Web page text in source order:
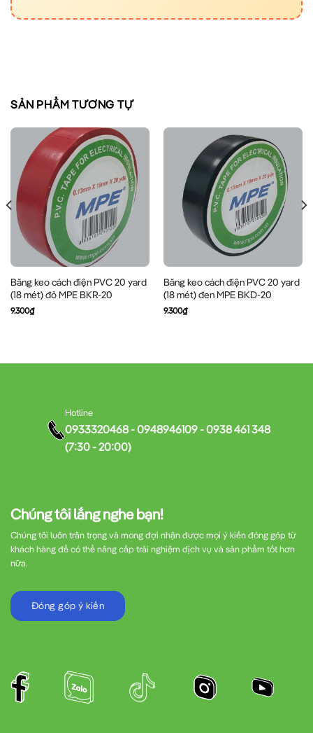
SẢN PHẨM TƯƠNG TỰ
Băng keo cách điện PVC 20 yard
(18 mét) đỏ MPE BKR-20
9.300₫
Băng keo cách điện PVC 20 yard
(18 mét) đen MPE BKD-20
9.300₫
Chúng tôi lắng nghe bạn!
Chúng tôi luôn trân trọng và mong đợi nhận được mọi ý kiến đóng góp từ
khách hàng để có thể nâng cấp trải nghiệm dịch vụ và sản phẩm tốt hơn
nữa.
Đóng góp ý kiến
Hotline
0933320468 - 0948946109 - 0938 461 348
(7:30 - 20:00)